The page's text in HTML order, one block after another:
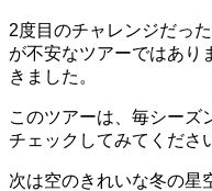
2度目のチャレンジだっ
が不安なツアーではあり
きました。
このツアーは、毎シーズ
チェックしてみてくださ
次は空のきれいな冬の星